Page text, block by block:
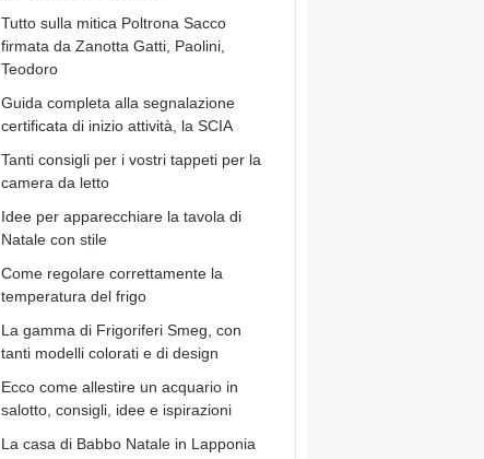
Tutto sulla mitica Poltrona Sacco
firmata da Zanotta Gatti, Paolini,
Teodoro
Guida completa alla segnalazione
certificata di inizio attività, la SCIA
Tanti consigli per i vostri tappeti per la
camera da letto
Idee per apparecchiare la tavola di
Natale con stile
Come regolare correttamente la
temperatura del frigo
La gamma di Frigoriferi Smeg, con
tanti modelli colorati e di design
Ecco come allestire un acquario in
salotto, consigli, idee e ispirazioni
La casa di Babbo Natale in Lapponia